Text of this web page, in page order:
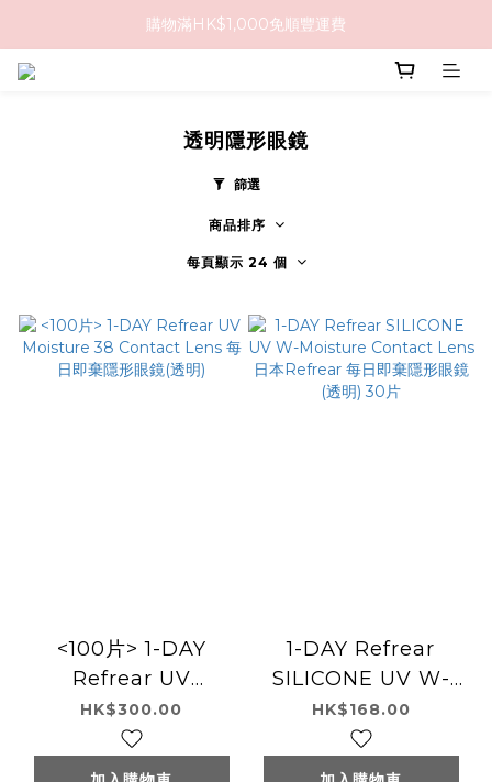
購物滿HK$1,000免順豐運費
購物滿HK$1,000免順豐運費
透明隱形眼鏡
篩選
商品排序
每頁顯示 24 個
<100片> 1-DAY
Refrear UV
Moisture 38
Contact Lens 每日
即棄隱形眼鏡(透明)
HK$300.00
1-DAY Refrear
SILICONE UV W-
Moisture Contact
Lens 日本Refrear 每
日即棄隱形眼鏡(透明)
HK$168.00